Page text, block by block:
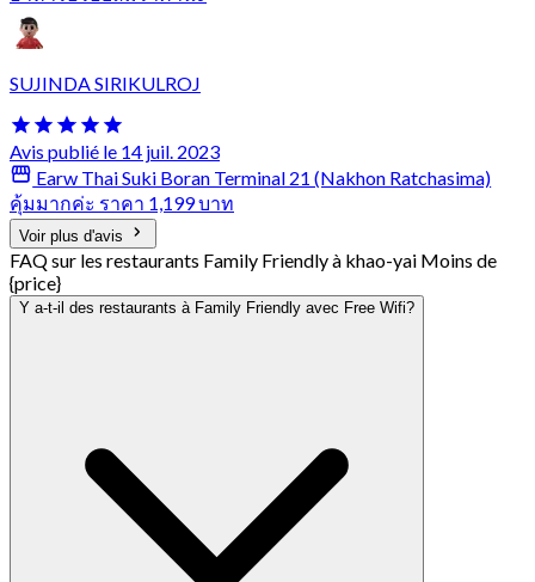
SUJINDA SIRIKULROJ
Avis publié le 14 juil. 2023
Earw Thai Suki Boran Terminal 21 (Nakhon Ratchasima)
คุ้มมากค่ะ ราคา 1,199 บาท
Voir plus d'avis
FAQ sur les restaurants Family Friendly à khao-yai Moins de
{price}
Y a-t-il des restaurants à Family Friendly avec Free Wifi?